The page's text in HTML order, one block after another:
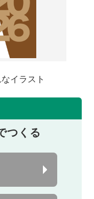
イラスト
つくる